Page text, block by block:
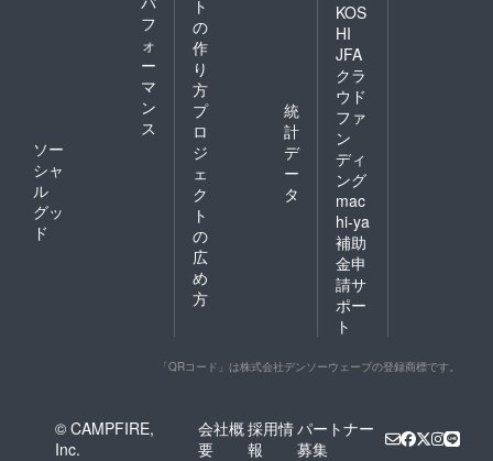
フ
ォ
ー
マ
ン
ス
ソー
シャ
ル
グッ
ド
ト
の
作
り
方
プ
ロ
ジ
ェ
ク
ト
の
広
め
方
統
計
デ
ー
タ
KOS
HI
JFA
クラ
ウド
ファ
ン
ディ
ング
mac
hi-ya
補助
金申
請サ
ポー
ト
「QRコード」は株式会社デンソーウェーブの登録商標です。
© CAMPFIRE,
Inc.
会社概
要
採用情
報
パートナー
募集